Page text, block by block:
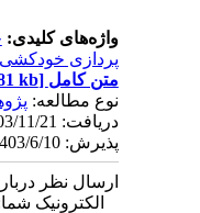
واژه‌های کلیدی:
پردازی خودکشی،
متن کامل[PDF 481 kb]
نوع مطالعه:
پذیرش: 1403/6/10 | انتشار: 1403/6/10
ارسال نظر
الکترونیک شما: